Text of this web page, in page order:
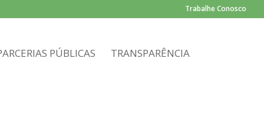
Trabalhe Conosco
PÚBLICAS TRANSPARÊNCIA